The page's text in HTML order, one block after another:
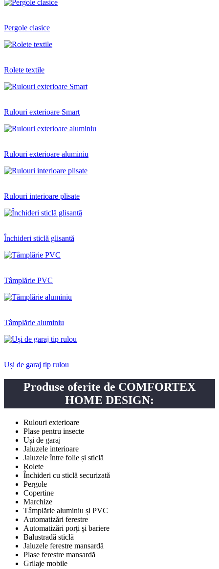
Pergole clasice
Rolete textile
Rulouri exterioare Smart
Rulouri exterioare aluminiu
Rulouri interioare plisate
Închideri sticlă glisantă
Tâmplărie PVC
Tâmplărie aluminiu
Uși de garaj tip rulou
Produse oferite de COMFORTEX
HOME DESIGN:
Rulouri exterioare
Plase pentru insecte
Uși de garaj
Jaluzele interioare
Jaluzele între folie și sticlă
Rolete
Închideri cu sticlă securizată
Pergole
Copertine
Marchize
Tâmplărie aluminiu și PVC
Automatizări ferestre
Automatizări porți și bariere
Balustradă sticlă
Jaluzele ferestre mansardă
Plase ferestre mansardă
Grilaje mobile